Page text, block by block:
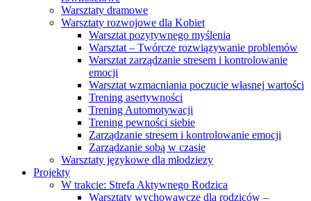
Warsztaty dramowe
Warsztaty rozwojowe dla Kobiet
Warsztat pozytywnego myślenia
Warsztat – Twórcze rozwiązywanie problemów
Warsztat zarządzanie stresem i kontrolowanie
emocji
Warsztat wzmacniania poczucie własnej wartości
Trening asertywności
Trening Automotywacji
Trening pewności siebie
Zarządzanie stresem i kontrolowanie emocji
Zarządzanie sobą w czasie
Warsztaty językowe dla młodziezy
Projekty
W trakcie: Strefa Aktywnego Rodzica
Warsztaty wychowawcze dla rodziców –